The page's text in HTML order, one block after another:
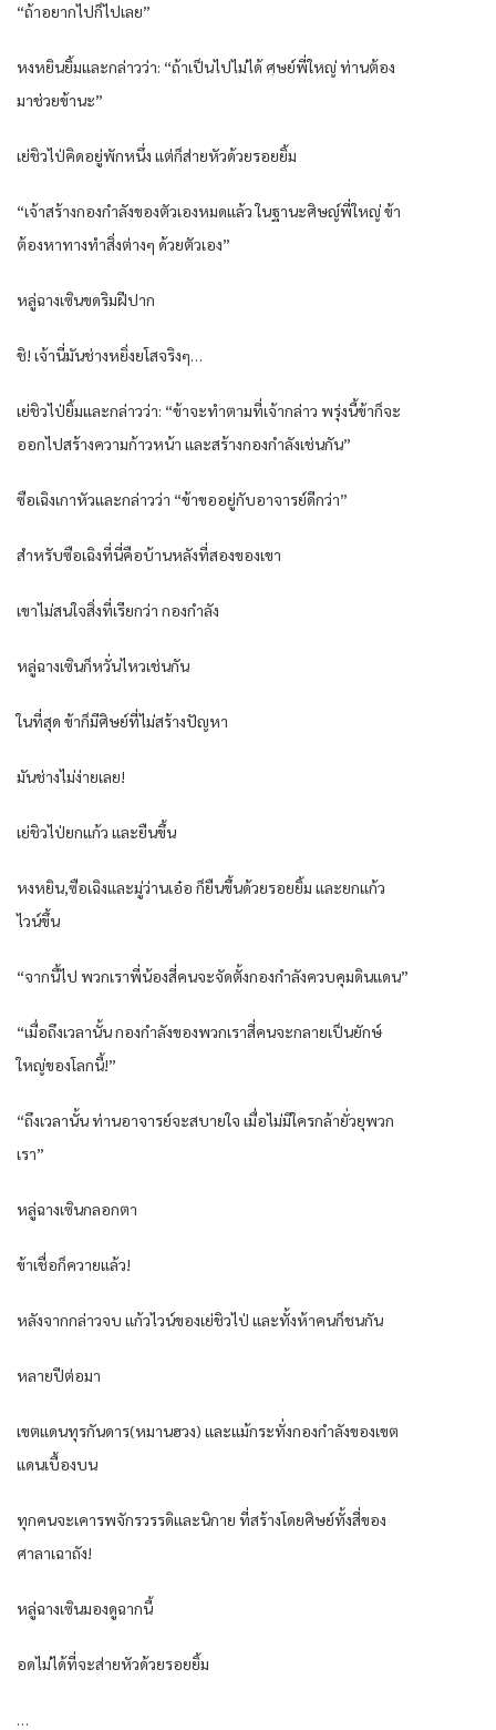
“ถ้าอยากไปก็ไปเลย”
หงหยินยิ้มและกล่าวว่า: “ถ้าเป็นไปไม่ได้ ศฺษย์พี่ใหญ่ ท่านต้อง
มาช่วยข้านะ”
เย่ชิวไป่คิดอยู่พักหนึ่ง แต่ก็ส่ายหัวด้วยรอยยิ้ม
“เจ้าสร้างกองกำลังของตัวเองหมดแล้ว ในฐานะศิษญ์พี่ใหญ่ ข้า
ต้องหาทางทำสิ่งต่างๆ ด้วยตัวเอง”
หลู่ฉางเซินขดริมฝีปาก
ชิ! เจ้านี่มันช่างหยิ่งยโสจริงๆ…
เย่ชิวไป่ยิ้มและกล่าวว่า: “ข้าจะทำตามที่เจ้ากล่าว พรุ่งนี้ข้าก็จะ
ออกไปสร้างความก้าวหน้า และสร้างกองกำลังเช่นกัน”
ซือเฉิงเกาหัวและกล่าวว่า “ข้าขออยู่กับอาจารย์ดีกว่า”
สำหรับซือเฉิงที่นี่คือบ้านหลังที่สองของเขา
เขาไม่สนใจสิ่งที่เรียกว่า กองกำลัง
หลู่ฉางเซินก็หวั่นไหวเช่นกัน
ในที่สุด ข้าก็มีศิษย์ที่ไม่สร้างปัญหา
มันช่างไม่ง่ายเลย!
เย่ชิวไป่ยกแก้ว และยืนขึ้น
หงหยิน,ซือเฉิงและมู่ว่านเอ๋อ ก็ยืนขึ้นด้วยรอยยิ้ม และยกแก้ว
ไวน์ขึ้น
“จากนี้ไป พวกเราพี่น้องสี่คนจะจัดตั้งกองกำลังควบคุมดินแดน”
“เมื่อถึงเวลานั้น กองกำลังของพวกเราสี่คนจะกลายเป็นยักษ์
ใหญ่ของโลกนี้!”
“ถึงเวลานั้น ท่านอาจารย์จะสบายใจ เมื่อไม่มีใครกล้ายั่วยุพวก
เรา”
หลู่ฉางเซินกลอกตา
ข้าเชื่อก็ควายแล้ว!
หลังจากกล่าวจบ แก้วไวน์ของเย่ชิวไป่ และทั้งห้าคนก็ชนกัน
หลายปีต่อมา
เขตแดนทุรกันดาร(หมานฮวง) และแม้กระทั่งกองกำลังของเขต
แดนเบื้องบน
ทุกคนจะเคารพจักรวรรดิและนิกาย ที่สร้างโดยศิษย์ทั้งสี่ของ
ศาลาเฉาถัง!
หลู่ฉางเซินมองดูฉากนี้
อดไม่ได้ที่จะส่ายหัวด้วยรอยยิ้ม
…